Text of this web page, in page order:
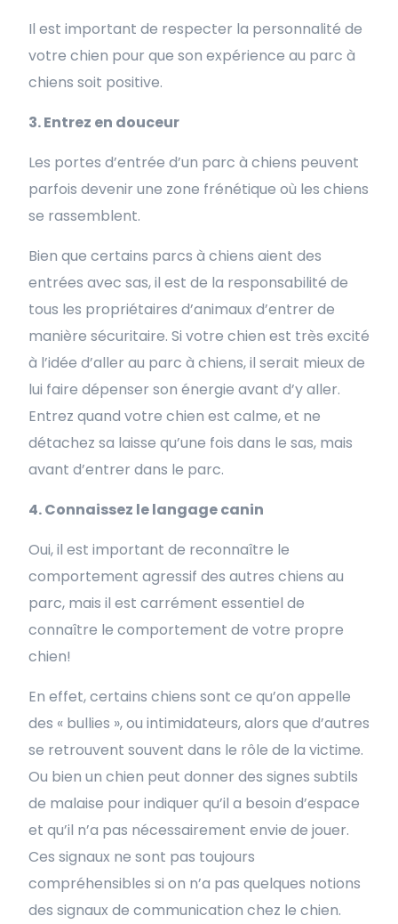
Il est important de respecter la personnalité de
votre chien pour que son expérience au parc à
chiens soit positive.
3. Entrez en douceur
Les portes d’entrée d’un parc à chiens peuvent
parfois devenir une zone frénétique où les chiens
se rassemblent.
Bien que certains parcs à chiens aient des
entrées avec sas, il est de la responsabilité de
tous les propriétaires d’animaux d’entrer de
manière sécuritaire. Si votre chien est très excité
à l’idée d’aller au parc à chiens, il serait mieux de
lui faire dépenser son énergie avant d’y aller.
Entrez quand votre chien est calme, et ne
détachez sa laisse qu’une fois dans le sas, mais
avant d’entrer dans le parc.
4. Connaissez le langage canin
Oui, il est important de reconnaître le
comportement agressif des autres chiens au
parc, mais il est carrément essentiel de
connaître le comportement de votre propre
chien!
En effet, certains chiens sont ce qu’on appelle
des « bullies », ou intimidateurs, alors que d’autres
se retrouvent souvent dans le rôle de la victime.
Ou bien un chien peut donner des signes subtils
de malaise pour indiquer qu’il a besoin d’espace
et qu’il n’a pas nécessairement envie de jouer.
Ces signaux ne sont pas toujours
compréhensibles si on n’a pas quelques notions
des signaux de communication chez le chien.